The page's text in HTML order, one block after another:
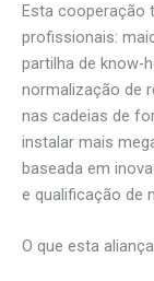
Esta cooperação
profissionais:
partilha de know-
normalização de
nas cadeias de
instalar mais
baseada em
e qualificação de
O que esta